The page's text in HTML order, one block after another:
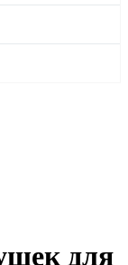
для